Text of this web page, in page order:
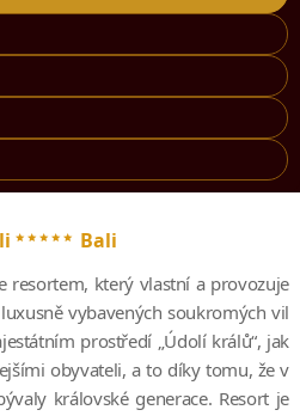
***** Bali
resortem, který vlastní a provozuje
vybavených soukromých vil
prostředí „Údolí králů“, jak
obyvateli, a to díky tomu, že v
královské generace. Resort je